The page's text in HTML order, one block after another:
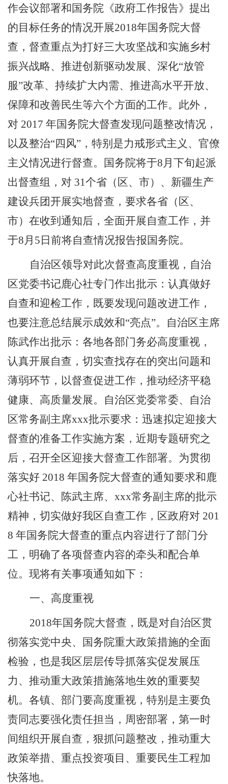
作会议部署和国务院《政府工作报告》提出
的目标任务的情况开展2018年国务院大督
查，督查重点为打好三大攻坚战和实施乡村
振兴战略、推进创新驱动发展、深化“放管
服”改革、持续扩大内需、推进高水平开放、
保障和改善民生等六个方面的工作。此外，
对 2017 年国务院大督查发现问题整改情况，
以及整治“四风” ，特别是力戒形式主义、官僚
主义情况进行督查。国务院将于8月下旬起派
出督查组，对 31个省（区、市）、新疆生产
建设兵团开展实地督查，要求各省（区、
市）在收到通知后，全面开展自查工作，并
于8月 5 日前将自查情况报告报国务院。
自治区领导对此次督查高度重视，自治
区党委书记鹿心社专门作出批示：认真做好
自查和迎检工作，既要发现问题改进工作，
也要注意总结展示成效和“亮点”。
自治区主席
陈武作出批示：各地各部门务必高度重视，
认真开展自查，切实查找存在的突出问题和
薄弱环节，以督查促进工作，推动经济平稳
健康、高质量发展。自治区党委常委、自治
区常务副主席xxx批示要求：迅速拟定迎接大
督查的准备工作实施方案，近期专题研究之
后，召开全区迎接大督查工作部署。为贯彻
落实好 2018 年国务院大督查的通知要求和鹿
心社书记、陈武主席、xxx常务副主席的批示
精神，切实做好我区自查工作，区政府对 201
8 年国务院大督查的重点内容进行了部门分
工，明确了各项督查内容的牵头和配合单
位。现将有关事项通知如下：
一、高度重视
2018年国务院大督查，既是对自治区贯
彻落实党中央、国务院重大政策措施的全面
检验，也是我区层层传导抓落实促发展压
力、推动重大政策措施落地生效的重要契
机。各镇、部门要高度重视，特别是主要负
责同志要强化责任担当，周密部署，第一时
间组织开展自查，狠抓问题整改，推动重大
政策举措、重点投资项目、重要民生工程加
快落地。